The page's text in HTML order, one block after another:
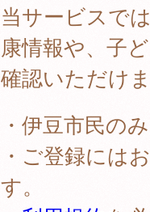
当サービスで
康情報や、子
確認いただけま
・伊豆市民の
・ご登録には
す。